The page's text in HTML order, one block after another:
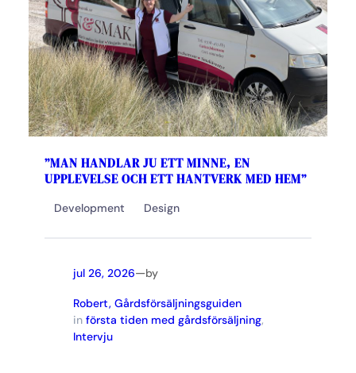
”MAN HANDLAR JU ETT MINNE, EN
UPPLEVELSE OCH ETT HANTVERK MED HEM”
Development Design
jul 26, 2026—by
Robert, Gårdsförsäljningsguiden
in första tiden med gårdsförsäljning
Intervju